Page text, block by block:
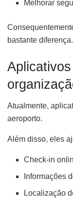
Melhorar
bastante diferença.
Atualmente,
aeroporto.
Além disso, eles
Check-in
Informações
Localização